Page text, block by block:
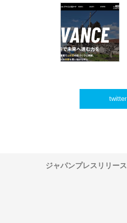
twitter
ジャパンプレスリリース